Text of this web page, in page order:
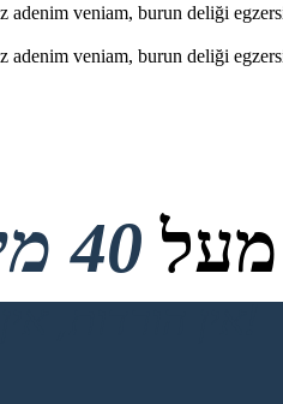
adenim veniam, burun deliği
adenim veniam, burun deliği
מעל 40 מיליון
אין הורדות, אין כרטיס אשראי ואין צורך בכניסה כדי לנסות!